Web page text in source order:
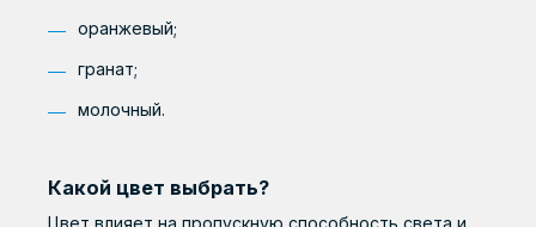
оранжевый;
гранат;
молочный.
Какой цвет выбрать?
Цвет влияет на пропускную способность света и,